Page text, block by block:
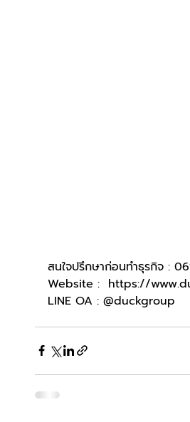
สนใจปรึกษาก่อนทำธุรกิจ :
Website : https://
LINE OA : @duckgroup